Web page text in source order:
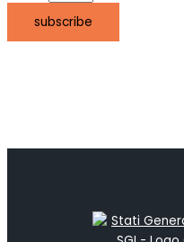
subscribe